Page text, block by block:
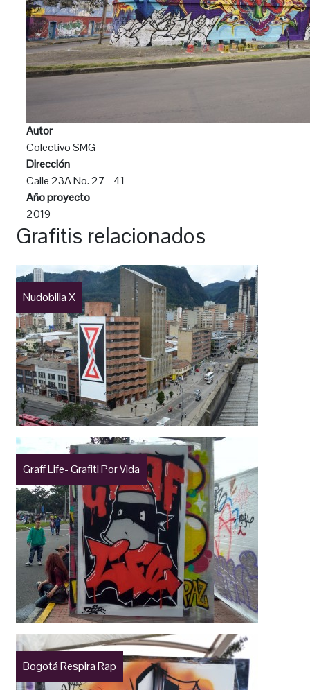
Autor
Colectivo SMG
Dirección
Calle 23A No. 27 - 41
Año proyecto
2019
Grafitis relacionados
Nudobilia X
Graff Life- Grafiti Por Vida
Bogotá Respira Rap